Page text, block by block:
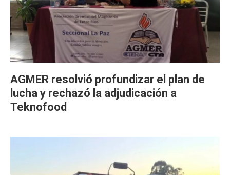
AGMER resolvió profundizar el plan de
lucha y rechazó la adjudicación a
Teknofood